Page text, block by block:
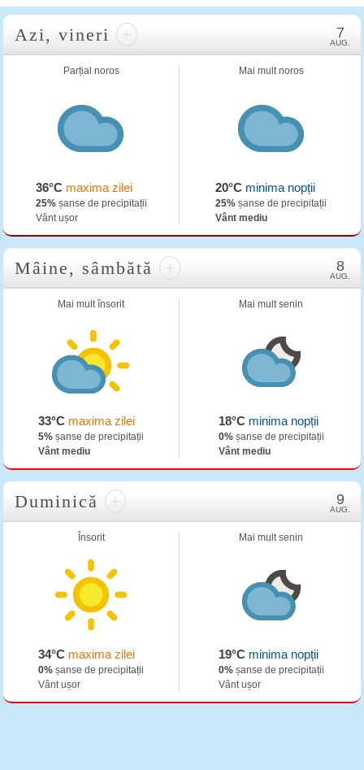
Azi, vineri + 7
AUG.
Parțial noros
36°Cmaxima zilei
25%șanse de precipitații
Vânt ușor
Mai mult noros
20°C minima nopții
25% șanse de precipitații
Vânt mediu
Mâine, sâmbătă + 8
AUG.
Mai mult însorit
33°C maxima zilei
5% șanse de precipitații
Vânt mediu
Mai mult senin
18°Cminima nopții
0%șanse de precipitații
Vânt mediu
Duminică + 9
AUG.
Însorit
34°C maxima zilei
0% șanse de precipitații
Vânt ușor
Mai mult senin
19°Cminima nopții
0%șanse de precipitații
Vânt ușor